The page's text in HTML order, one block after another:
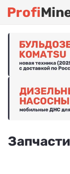
Profi
Запчасти